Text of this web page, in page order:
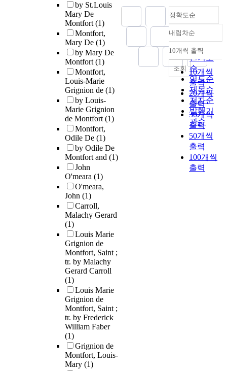
by St.Louis
Mary De
Montfort(1)
Montfort,
Mary De (1)
by Mary De
Montfort(1)
Montfort,
Louis-Marie
Grignion de (1)
by Louis-
Marie Grignion
de Montfort(1)
Montfort,
Odile De (1)
by Odile De
Montfort and (1)
John
O'meara (1)
O'meara,
John (1)
Carroll,
Malachy Gerard
(1)
Louis Marie
Grignion de
Montfort, Saint ;
tr. by Malachy
Gerard Carroll
(1)
Louis Marie
Grignion de
Montfort, Saint ;
tr. by Frederick
William Faber
(1)
Grignion de
Montfort, Louis-
Mary (1)
정확도순
정확도
순
인기도
순
연도순
제목순
저자순
발행기
관순
내림차순
내림차순
10개씩 출력
10개씩
출력
20개씩
출력
30개씩
출력
50개씩
출력
100개씩
출력
조회